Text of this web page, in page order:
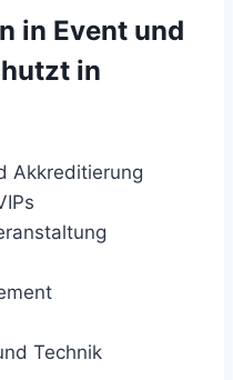
in Event und
in
Akkreditierung
Technik